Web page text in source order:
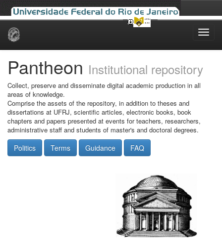
Skip
Pantheon Institutional repository
Collect, preserve and disseminate digital academic production in all
areas of knowledge.
Comprise the assets of the repository, in addition to theses and
dissertations at UFRJ, scientific articles, electronic books, book
chapters and papers presented at events for teachers, researchers,
administrative staff and students of master's and doctoral degrees.
Politics Terms Guidance FAQ